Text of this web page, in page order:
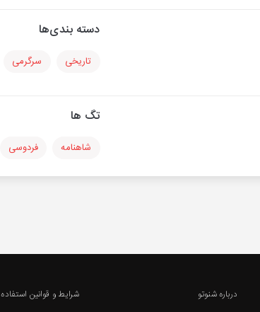
دسته بندی‌ها
تاریخی سرگرمی
تگ ها
شاهنامه فردوسی
درباره شنوتو
شرایط و قوانین استفاده